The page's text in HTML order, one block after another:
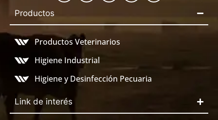
Productos
Productos Veterinarios
Higiene Industrial
Higiene y Desinfección Pecuaria
Link de interés